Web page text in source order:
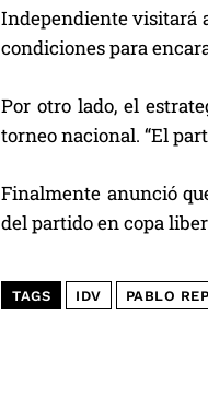
Independiente visitará
condiciones para
Por otro lado, el
torneo nacional. “El
Finalmente anunció
del partido en copa
TAGS IDV PABLO